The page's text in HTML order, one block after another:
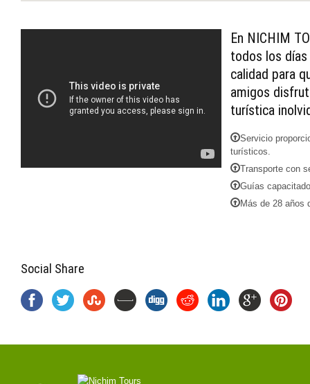
En NICHIM
todos los
calidad para
amigos
turística
Servicio
turísticos.
Transporte con
Guías
Más de 28 años
Social Share